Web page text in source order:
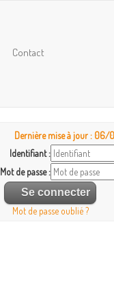
Contact
Dernière mise à jour :
Identifiant :
Mot de passe :
Mot de passe oublié ?